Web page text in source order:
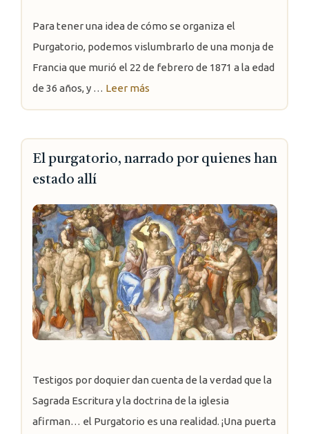
Para tener una idea de cómo se organiza el
Purgatorio, podemos vislumbrarlo de una monja de
Francia que murió el 22 de febrero de 1871 a la edad
de 36 años, y … Leer más
El purgatorio, narrado por quienes han
estado allí
Testigos por doquier dan cuenta de la verdad que la
Sagrada Escritura y la doctrina de la iglesia
afirman… el Purgatorio es una realidad. ¡Una puerta